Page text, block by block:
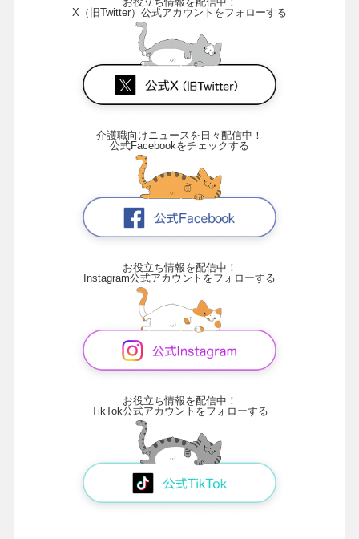
X（旧Twitter）公式アカウントをフォローする
介護職向けニュースを日々配信中！
公式Facebookをチェックする
お役立ち情報を配信中！
Instagram公式アカウントをフォローする
お役立ち情報を配信中！
TikTok公式アカウントをフォローする